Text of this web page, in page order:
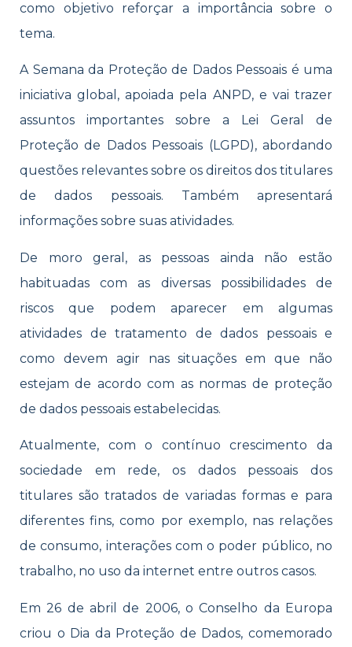
como objetivo reforçar a importância sobre o
tema.
A Semana da Proteção de Dados Pessoais é uma
iniciativa global, apoiada pela ANPD, e vai trazer
assuntos importantes sobre a Lei Geral de
Proteção de Dados Pessoais (LGPD), abordando
questões relevantes sobre os direitos dos titulares
de dados pessoais. Também apresentará
informações sobre suas atividades.
De moro geral, as pessoas ainda não estão
habituadas com as diversas possibilidades de
riscos que podem aparecer em algumas
atividades de tratamento de dados pessoais e
como devem agir nas situações em que não
estejam de acordo com as normas de proteção
de dados pessoais estabelecidas.
Atualmente, com o contínuo crescimento da
sociedade em rede, os dados pessoais dos
titulares são tratados de variadas formas e para
diferentes fins, como por exemplo, nas relações
de consumo, interações com o poder público, no
trabalho, no uso da internet entre outros casos.
Em 26 de abril de 2006, o Conselho da Europa
criou o Dia da Proteção de Dados, comemorado